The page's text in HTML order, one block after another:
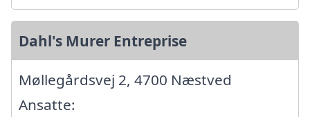
Dahl's Murer Entreprise
Møllegårdsvej 2, 4700 Næstved
Ansatte: